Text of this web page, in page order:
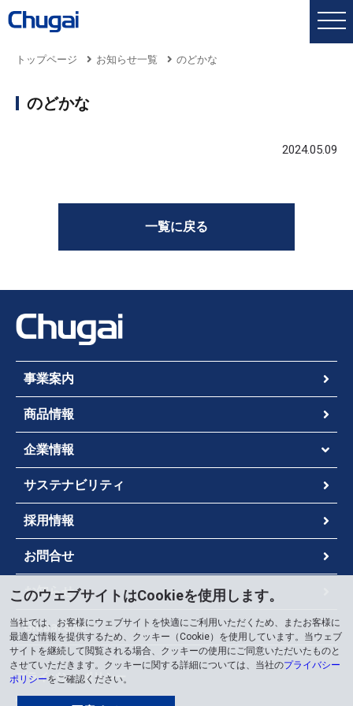
トップページ お知らせ一覧 のどかな
のどかな
2024.05.09
一覧に戻る
事業案内
商品情報
企業情報
サステナビリティ
採用情報
お問合せ
お知らせ
Global Site
プライバシーポリシー
このウェブサイトはCookieを使用します。
当社では、お客様にウェブサイトを快適にご利用いただくため、またお客様に
最適な情報を提供するため、クッキー（Cookie）を使用しています。当ウェブ
サイトを継続して閲覧される場合、クッキーの使用にご同意いただいたものと
させていただきます。クッキーに関する詳細については、当社のプライバシー
ポリシーをご確認ください。